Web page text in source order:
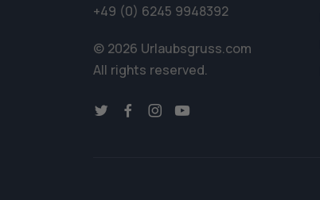
+49 (0) 6245 9948392
© 2026 Urlaubsgruss.com
All rights reserved.